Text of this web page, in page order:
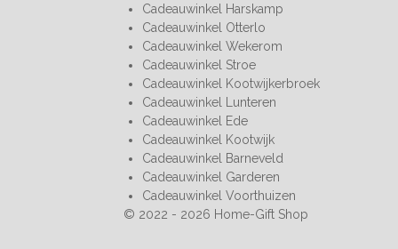
Cadeauwinkel Harskamp
Cadeauwinkel Otterlo
Cadeauwinkel Wekerom
Cadeauwinkel Stroe
Cadeauwinkel Kootwijkerbroek
Cadeauwinkel Lunteren
Cadeauwinkel Ede
Cadeauwinkel Kootwijk
Cadeauwinkel Barneveld
Cadeauwinkel Garderen
Cadeauwinkel Voorthuizen
© 2022 - 2026 Home-Gift Shop